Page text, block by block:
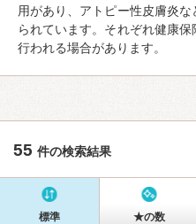
用があり、アトピー性皮膚炎
られています。それぞれ健康
行われる場合があります。
55 件の検索結果
標準 ★の数